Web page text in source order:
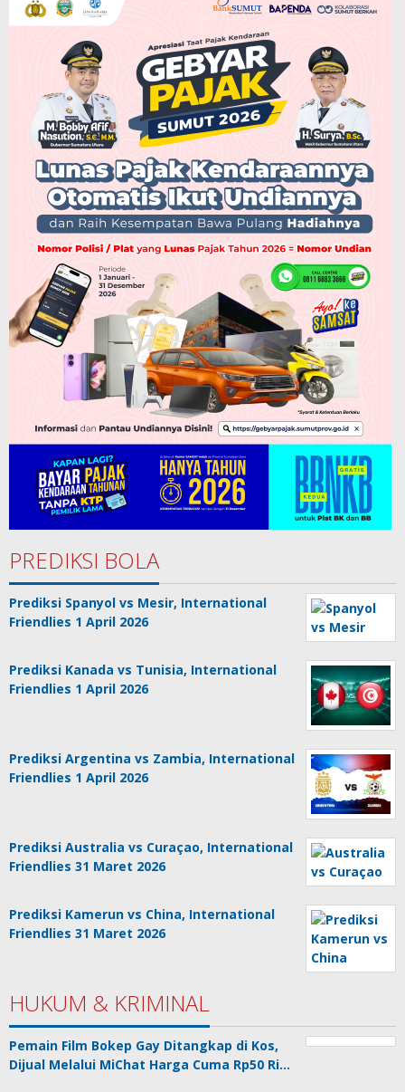
PREDIKSI BOLA
Prediksi Spanyol vs Mesir, International
Friendlies 1 April 2026
Prediksi Kanada vs Tunisia, International
Friendlies 1 April 2026
Prediksi Argentina vs Zambia, International
Friendlies 1 April 2026
Prediksi Australia vs Curaçao, International
Friendlies 31 Maret 2026
Prediksi Kamerun vs China, International
Friendlies 31 Maret 2026
HUKUM & KRIMINAL
Pemain Film Bokep Gay Ditangkap di Kos,
Dijual Melalui MiChat Harga Cuma Rp50 Ri…